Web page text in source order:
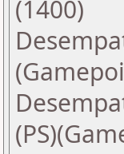
(1400)